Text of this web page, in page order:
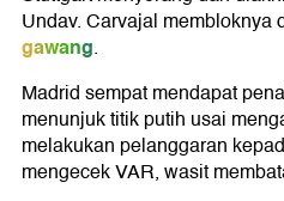
Undav. Carvajal membloknya
gawang.
Madrid sempat mendapat
menunjuk titik putih usai
melakukan pelanggaran
mengecek VAR, wasit